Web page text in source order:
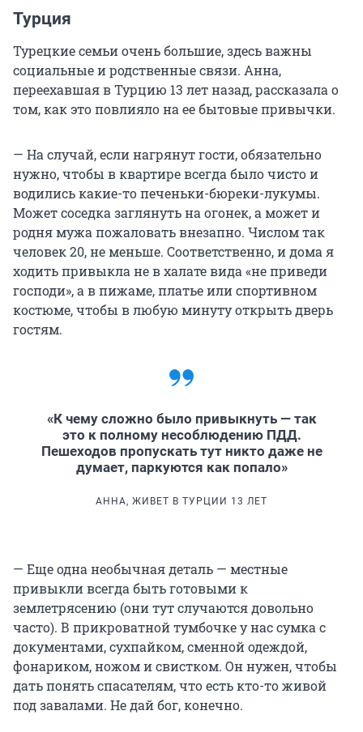
Турция
Турецкие семьи очень большие, здесь важны
социальные и родственные связи. Анна,
переехавшая в Турцию 13 лет назад, рассказала о
том, как это повлияло на ее бытовые привычки.
— На случай, если нагрянут гости, обязательно
нужно, чтобы в квартире всегда было чисто и
водились какие-то печеньки-бюреки-лукумы.
Может соседка заглянуть на огонек, а может и
родня мужа пожаловать внезапно. Числом так
человек 20, не меньше. Соответственно, и дома я
ходить привыкла не в халате вида «не приведи
господи», а в пижаме, платье или спортивном
костюме, чтобы в любую минуту открыть дверь
гостям.
«К чему сложно было привыкнуть — так
это к полному несоблюдению ПДД.
Пешеходов пропускать тут никто даже не
думает, паркуются как попало»
АННА, ЖИВЕТ В ТУРЦИИ 13 ЛЕТ
— Еще одна необычная деталь — местные
привыкли всегда быть готовыми к
землетрясению (они тут случаются довольно
часто). В прикроватной тумбочке у нас сумка с
документами, сухпайком, сменной одеждой,
фонариком, ножом и свистком. Он нужен, чтобы
дать понять спасателям, что есть кто-то живой
под завалами. Не дай бог, конечно.